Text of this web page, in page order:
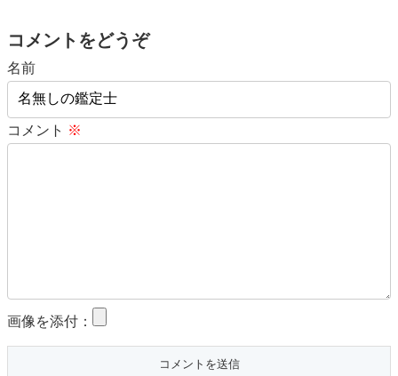
コメントをどうぞ
名前
コメント ※
画像を添付：